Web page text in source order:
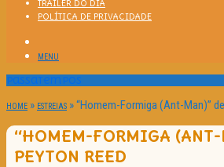
TRAILER DO DIA
POLÍTICA DE PRIVACIDADE
MENU
Passatempos
HOME » ESTREIAS »“Homem-Formiga (Ant-Man)”
“HOMEM-FORMIGA
PEYTON REED